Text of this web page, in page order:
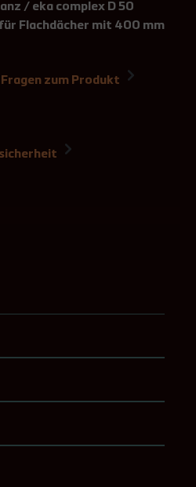
/ eka complex D 50
Flachdächer mit 400 mm
Fragen zum Produkt